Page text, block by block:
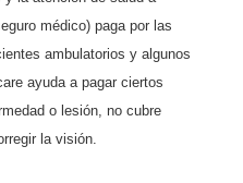
médico) paga por las
ambulatorios y algunos
ayuda a pagar ciertos
o lesión, no cubre
la visión.